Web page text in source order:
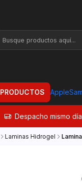
PRODUCTOS Apple
Despacho mismo
Laminas Hidrogel